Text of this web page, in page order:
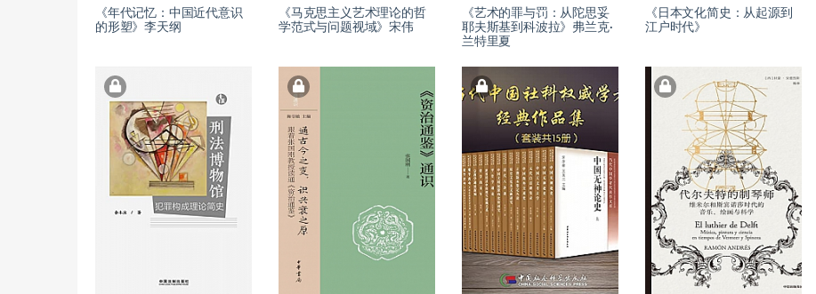
《年代记忆：中国近代意识
的形塑》李天纲
《马克思主义艺术理论的哲
学范式与问题视域》宋伟
《艺术的罪与罚：从陀思妥
耶夫斯基到科波拉》弗兰克·
兰特里夏
《日本文化简史：从起源到
江户时代》